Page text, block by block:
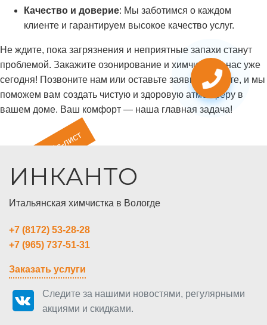
Качество и доверие: Мы заботимся о каждом
клиенте и гарантируем высокое качество услуг.
Не ждите, пока загрязнения и неприятные запахи станут
проблемой. Закажите озонирование и химчистку у нас уже
сегодня! Позвоните нам или оставьте заявку на сайте, и мы
поможем вам создать чистую и здоровую атмосферу в
вашем доме. Ваш комфорт — наша главная задача!
Прайс-лист
ИНКАНТО
Итальянская химчистка в Вологде
+7 (8172) 53-28-28
+7 (965) 737-51-31
Заказать услуги
Следите за нашими новостями, регулярными
акциями и скидками.